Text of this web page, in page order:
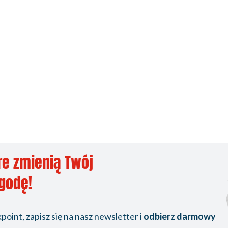
zmienią Twój
zapisz się na nasz newsletter i odbierz darmowy